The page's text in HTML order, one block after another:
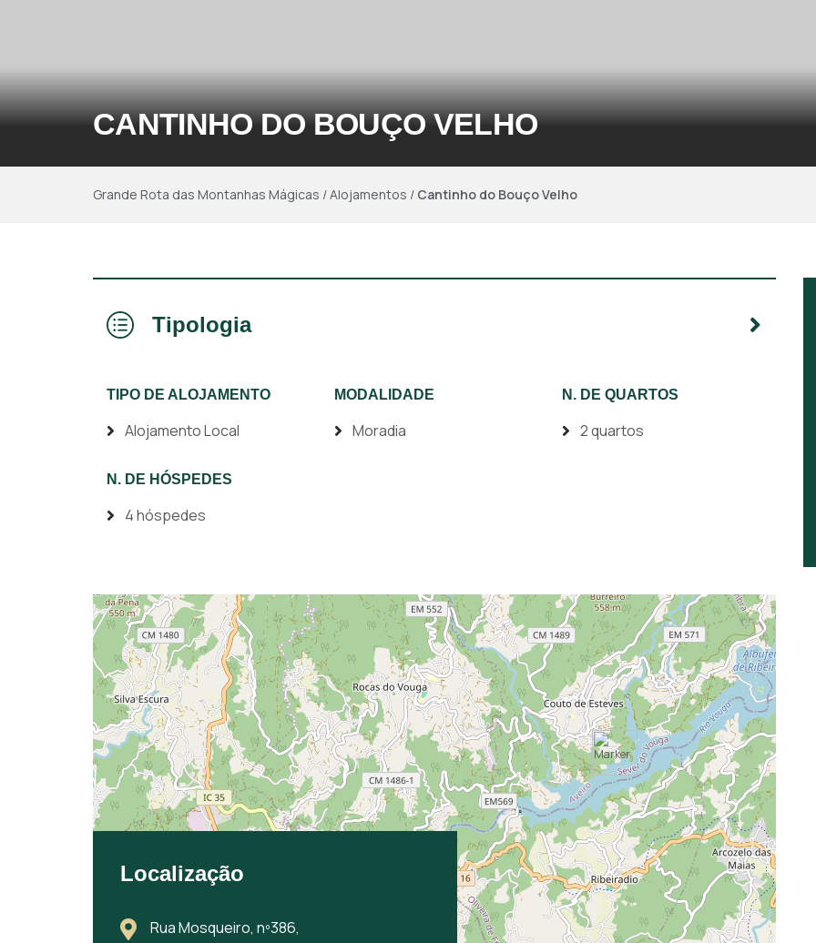
CANTINHO DO BOUÇO VELHO
Grande Rota das Montanhas Mágicas /Alojamentos / Cantinho do Bouço Velho
Tipologia
TIPO DE ALOJAMENTO
Alojamento Local
MODALIDADE
Moradia
N. DE QUARTOS
2 quartos
N. DE HÓSPEDES
4 hóspedes
Localização
Rua Mosqueiro, nº386,